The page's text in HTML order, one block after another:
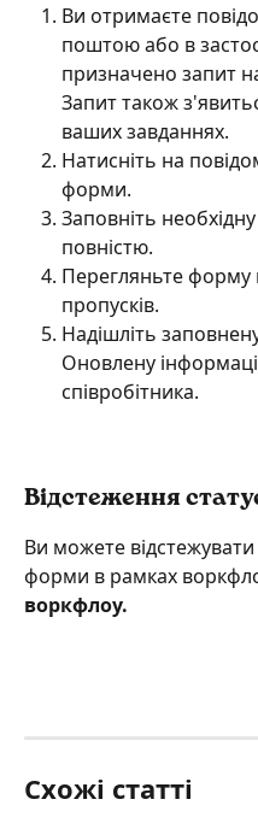
Ви отримаєте
поштою або в
призначено запит
Запит також
ваших завданнях.
Натисніть на
форми.
Заповніть
повністю.
Перегляньте форму
пропусків.
Надішліть
Оновлену
співробітника.
Відстеження
Ви можете
форми в рамках
воркфлоу.
Схожі статті